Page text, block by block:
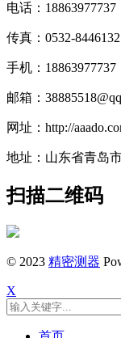
电话：18863977737
传真：0532-
手机：18863977737
邮箱：
网址：http://
地址：山东省青岛
扫描二维码
© 2023 精密测器
X